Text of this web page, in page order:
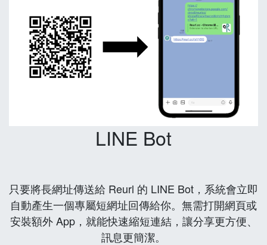
LINE Bot
只要將長網址傳送給 Reurl 的 LINE Bot，系統會立即
自動產生一個專屬短網址回傳給你。無需打開網頁或
安裝額外 App，就能快速縮短連結，讓分享更方便、
訊息更簡潔。